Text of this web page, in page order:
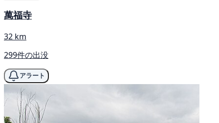
萬福寺
32 km
299件の出没
アラート